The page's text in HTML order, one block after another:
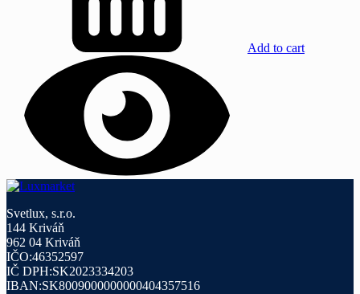
Add to cart
Svetlux, s.r.o.
144 Kriváň
962 04 Kriváň
IČO:46352597
IČ DPH:SK2023334203
IBAN:SK8009000000000404357516